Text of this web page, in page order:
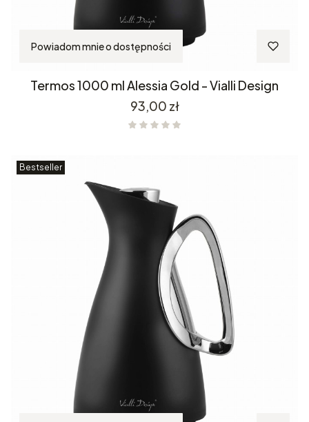
Powiadom mnie o dostępności
Termos 1000 ml Alessia Gold - Vialli Design
Cena
93,00 zł
Bestseller